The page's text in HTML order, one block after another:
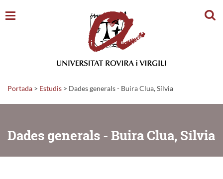
Portada > Estudis > Dades generals - Buira Clua, Sílvia
Dades generals - Buira Clua, Sílvia